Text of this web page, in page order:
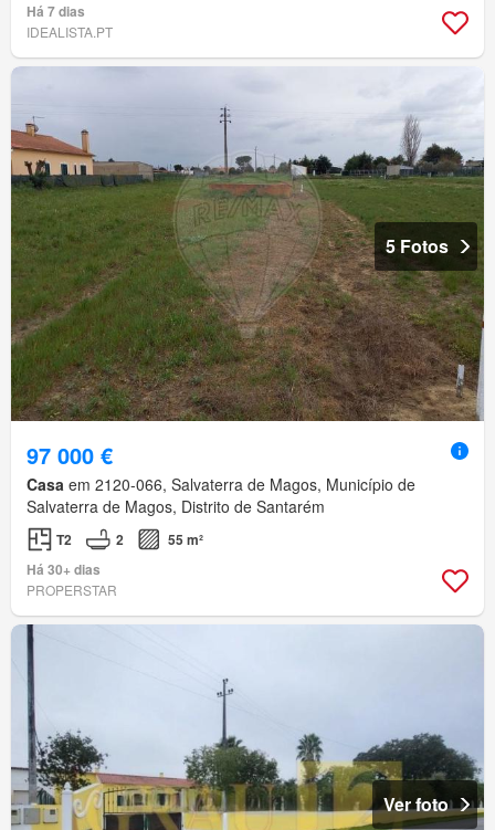
Há 7 dias
IDEALISTA.PT
5 Fotos
97 000 €
Casa em 2120-066, Salvaterra de Magos, Município de
Salvaterra de Magos, Distrito de Santarém
T2 2
55 m²
Há 30+ dias
PROPERSTAR
Ver foto